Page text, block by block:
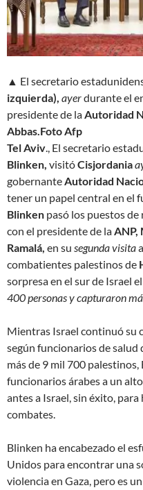
▲ El secretario
izquierda), ayerdurante el
presidente de laAutoridad
Abbas.Foto Afp
Tel Aviv., El secretario
Blinken, visitóCisjordania
gobernanteAutoridad
tener un papel central en el
Blinken pasó los puestos
con el presidente de laANP,
Ramalá, en su segunda visita
combatientes palestinos de
sorpresa en el sur de Israel el
400 personas y capturaron
Mientras Israel continuó su
según funcionarios de salud
más de 9 mil 700
funcionarios árabes a un
antes a Israel, sin éxito,
combates.
Blinken ha encabezado el
Unidos para encontrar una
violencia en Gaza, pero es